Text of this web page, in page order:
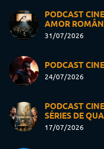
PODCAST
AMOR
31/07/2026
PODCAST
24/07/2026
PODCAST
SÉRIES DE
17/07/2026